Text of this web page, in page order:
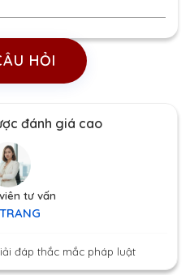
HỎI
đánh giá cao
tư vấn
đáp thắc mắc pháp luật